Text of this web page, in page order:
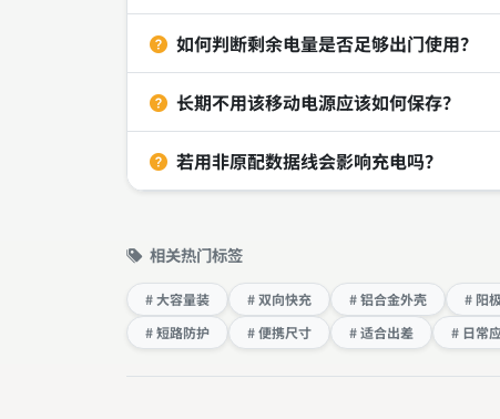
如何判断剩余电量是否足够出门使用？
长期不用该移动电源应该如何保存？
若用非原配数据线会影响充电吗？
相关热门标签
# 大容量装 # 双向快充 # 铝合金外壳 # 阳
# 短路防护
# 便携尺寸 # 适合出差 # 日常